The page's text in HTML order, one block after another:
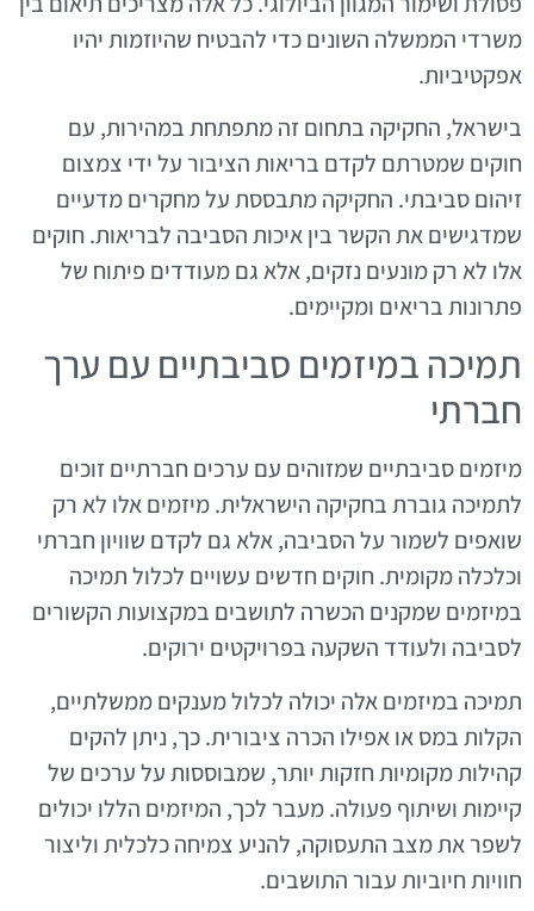
משרדי הממשלה השונים כדי להבטיח שהיוזמות יהיו
אפקטיביות.
בישראל, החקיקה בתחום זה מתפתחת במהירות, עם
חוקים שמטרתם לקדם בריאות הציבור על ידי צמצום
זיהום סביבתי. החקיקה מתבססת על מחקרים מדעיים
שמדגישים את הקשר בין איכות הסביבה לבריאות. חוקים
אלו לא רק מונעים נזקים, אלא גם מעודדים פיתוח של
פתרונות בריאים ומקיימים.
תמיכה במיזמים סביבתיים עם ערך
חברתי
מיזמים סביבתיים שמזוהים עם ערכים חברתיים זוכים
לתמיכה גוברת בחקיקה הישראלית. מיזמים אלו לא רק
שואפים לשמור על הסביבה, אלא גם לקדם שוויון חברתי
וכלכלה מקומית. חוקים חדשים עשויים לכלול תמיכה
במיזמים שמקנים הכשרה לתושבים במקצועות הקשורים
לסביבה ולעודד השקעה בפרויקטים ירוקים.
תמיכה במיזמים אלה יכולה לכלול מענקים ממשלתיים,
הקלות במס או אפילו הכרה ציבורית. כך, ניתן להקים
קהילות מקומיות חזקות יותר, שמבוססות על ערכים של
קיימות ושיתוף פעולה. מעבר לכך, המיזמים הללו יכולים
לשפר את מצב התעסוקה, להניע צמיחה כלכלית וליצור
חוויות חיוביות עבור התושבים.